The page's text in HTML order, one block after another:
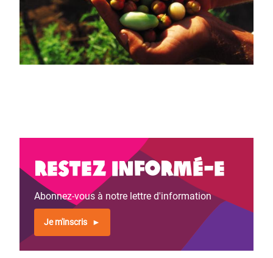
Restez informé-e
Abonnez-vous à notre lettre d'information
Je m'inscris